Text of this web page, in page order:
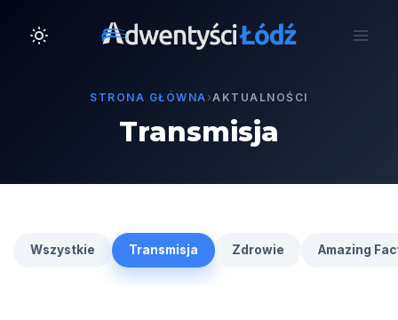
STRONA GŁÓWNA ›AKTUALNOŚCI
Transmisja
Wszystkie Transmisja Zdrowie Amazing